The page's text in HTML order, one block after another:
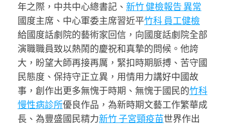
年之際，中共中心總書記、 新竹 健檢報告 異常
國度主席、中心軍委主席習近平竹科 員工健檢
給國度話劇院的藝術家回信，向國度話劇院全部
演職職員致以熱鬧的慶祝和真摯的問候。他誇
大，盼望大師再接再厲，緊扣時期脈搏、苦守國
民態度、保持守正立異，用情用力講好中國故
事，創作出更多無愧于時期、無愧于國民的竹科
慢性病診所優良作品，為新時期文藝工作繁華成
長、為豐盛國民精力新竹 子宮頸疫苗世界作出